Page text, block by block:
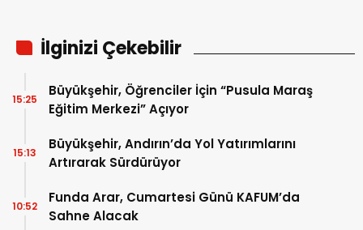
İlginizi Çekebilir
Büyükşehir, Öğrenciler İçin “Pusula Maraş
Eğitim Merkezi” Açıyor
15:25
Büyükşehir, Andırın’da Yol Yatırımlarını
Artırarak Sürdürüyor
15:13
Funda Arar, Cumartesi Günü KAFUM’da
Sahne Alacak
10:52